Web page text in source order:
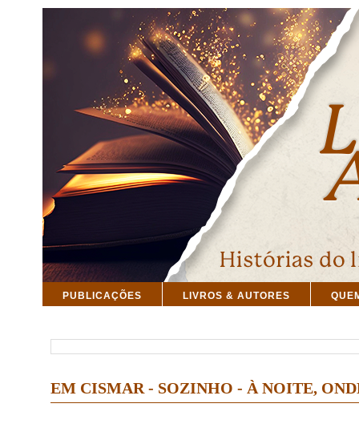
PUBLICAÇÕES LIVROS & AUTORES
EM CISMAR - SOZINHO - À NOITE,